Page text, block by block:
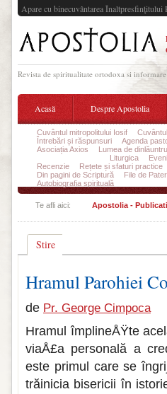
Apare cu binecuvântarea
Revista de spiritualitate ortodoxa si
Acasă Despre Apostolia
Cuvântul mitropolitului Iosif
Întrebări și răspunsuri
Agenda
Asociația Axios
Lumea de dinlăuntru
Liturgica
Recenzie
Rețete și sfaturi practice
Din pagini de Scriptură
File de
Autobiografia spirituală
Te afli aici: Apostolia -
Stire
Hramul Parohiei
de Pr. George Cimpoca
Hramul împlineÅŸte
viaÅ£a persona­lă a
este primul care se
trăinicia bisericii în